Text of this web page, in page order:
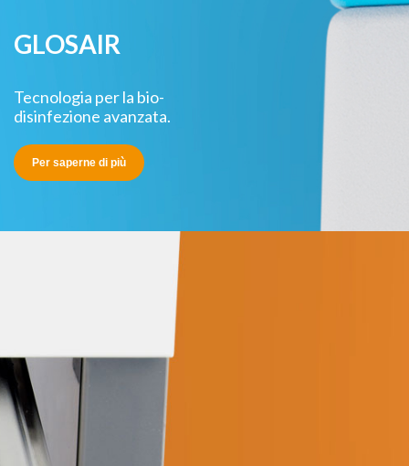
GLOSAIR
Tecnologia per la bio-
disinfezione avanzata.
Per saperne di più